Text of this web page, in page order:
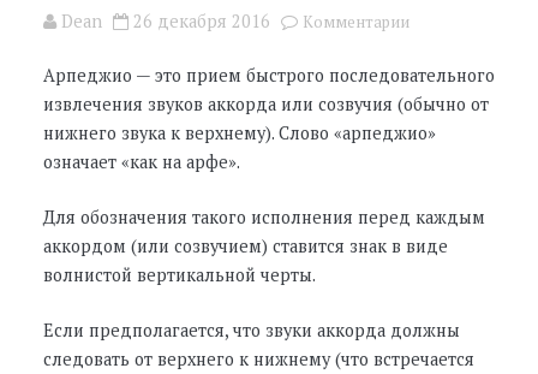
Dean 26 декабря 2016 Комментарии
Арпеджио — это прием быстрого последовательного
извлечения звуков аккорда или созвучия (обычно от
нижнего звука к верхнему). Слово «арпеджио»
означает «как на арфе».
Для обозначения такого исполнения перед каждым
аккордом (или созвучием) ставится знак в виде
волнистой вертикальной черты.
Если предполагается, что звуки аккорда должны
следовать от верхнего к нижнему (что встречается